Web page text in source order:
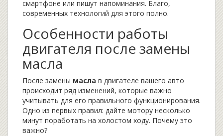
смартфоне или пишут напоминания. Благо,
современных технологий для этого полно.
Особенности работы
двигателя после замены
масла
После замены масла в двигателе вашего авто
происходит ряд изменений, которые важно
учитывать для его правильного функционирования.
Одно из первых правил: дайте мотору несколько
минут поработать на холостом ходу. Почему это
важно?